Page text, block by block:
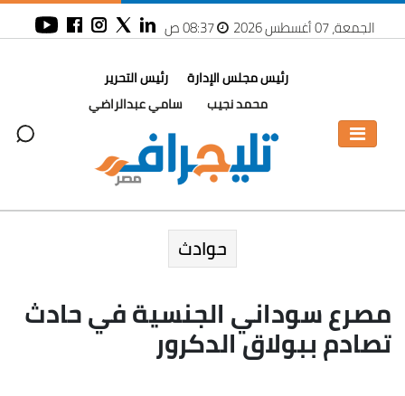
الجمعة، 07 أغسطس 2026 08:37 ص
رئيس مجلس الإدارة
محمد نجيب
رئيس التحرير
سامي عبدالراضي
حوادث
مصرع سوداني الجنسية في حادث
تصادم ببولاق الدكرور